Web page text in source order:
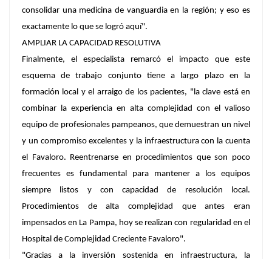
consolidar una medicina de vanguardia en la región; y eso es
exactamente lo que se logró aquí".
AMPLIAR LA CAPACIDAD RESOLUTIVA
Finalmente, el especialista remarcó el impacto que este
esquema de trabajo conjunto tiene a largo plazo en la
formación local y el arraigo de los pacientes, "la clave está en
combinar la experiencia en alta complejidad con el valioso
equipo de profesionales pampeanos, que demuestran un nivel
y un compromiso excelentes y la infraestructura con la cuenta
el Favaloro. Reentrenarse en procedimientos que son poco
frecuentes es fundamental para mantener a los equipos
siempre listos y con capacidad de resolución local.
Procedimientos de alta complejidad que antes eran
impensados en La Pampa, hoy se realizan con regularidad en el
Hospital de Complejidad Creciente Favaloro".
"Gracias a la inversión sostenida en infraestructura, la